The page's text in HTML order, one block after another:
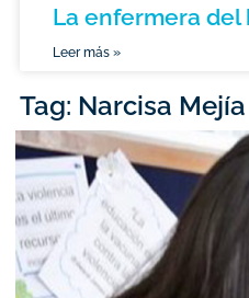
La enfermera del
Leer más »
Tag: Narcisa Mejía